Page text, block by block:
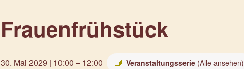
Frauenfrühstück
30. Mai 2029 | 10:00 – 12:00 Veranstaltungsserie (Alle ansehen)